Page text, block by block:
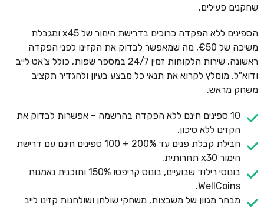
שחקנים פעילים.
הספינים ללא הפקדה כרוכים בדרישת הימור של x45 ומגבלת
משיכה של €50, מה שמאפשר לבדוק את הקזינו לפני הפקדה
ראשונה. שירות הלקוחות זמין 24/7 במספר שפות, כולל צ'אט לייב
ודוא"ל. מומלץ לקרוא את תנאי כל מבצע בעיון ולהגדיר תקציב
משחק מראש.
10 ספינים חינם ללא הפקדה בהרשמה – אפשרות לבדוק את
הקזינו ללא סיכון.
חבילת קבלת פנים עד 200% + 100 ספינים חינם עם דרישת
הימור x30 תחרותית.
בונוסי רילוד שבועיים, בונוס קריפטו 150% ותוכנית נאמנות
WellCoins.
מבחר מגוון של משבצות, משחקי שולחן ושולחנות קזינו לייב